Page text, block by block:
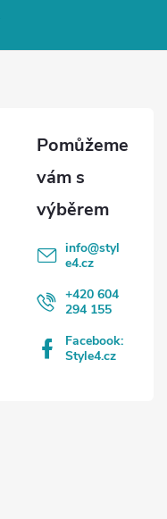
info@styl
e4.cz
+420 604
294 155
Facebook:
Style4.cz